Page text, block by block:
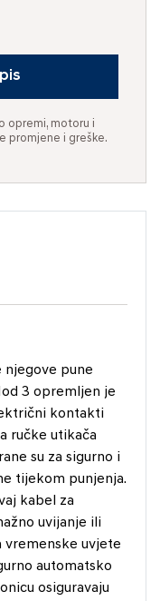
opremi, motoru i
promjene i greške.
njegove pune
3 opremljen je
kontakti
ručke utikača
su za sigurno i
tijekom punjenja.
kabel za
uvijanje ili
vremenske uvjete
automatsko
osiguravaju